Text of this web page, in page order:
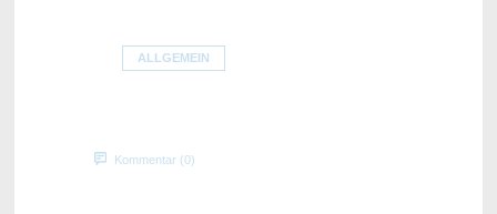
ALLGEMEIN
Kommentar (0)